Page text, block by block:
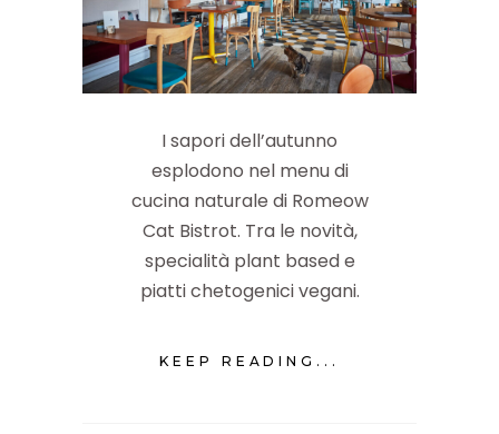
I sapori dell’autunno
esplodono nel menu di
cucina naturale di Romeow
Cat Bistrot. Tra le novità,
specialità plant based e
piatti chetogenici vegani.
KEEP READING...